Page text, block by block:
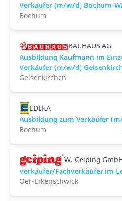
Verkäufer (m/w/d) Bochum-
Bochum
BAUHAUS AG
Ausbildung Kaufmann im
Verkäufer (m/w/d)
Gelsenkirchen
EDEKA
Ausbildung zum Verkäufer
Bochum
W. Geiping
Verkäufer/Fachverkäufer im
Oer-Erkenschwick